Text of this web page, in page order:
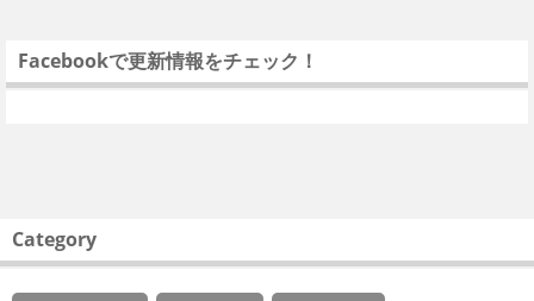
Facebookで更新情報をチェック！
Category